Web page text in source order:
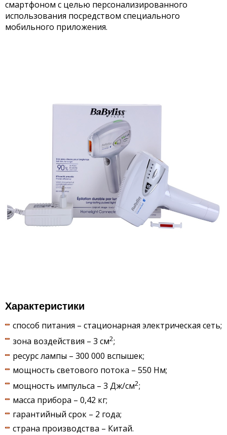
смартфоном с целью персонализированного
использования посредством специального
мобильного приложения.
Характеристики
способ питания – стационарная электрическая сеть;
зона воздействия – 3 см2;
ресурс лампы – 300 000 вспышек;
мощность светового потока – 550 Нм;
мощность импульса – 3 Дж/см2;
масса прибора – 0,42 кг;
гарантийный срок – 2 года;
страна производства – Китай.